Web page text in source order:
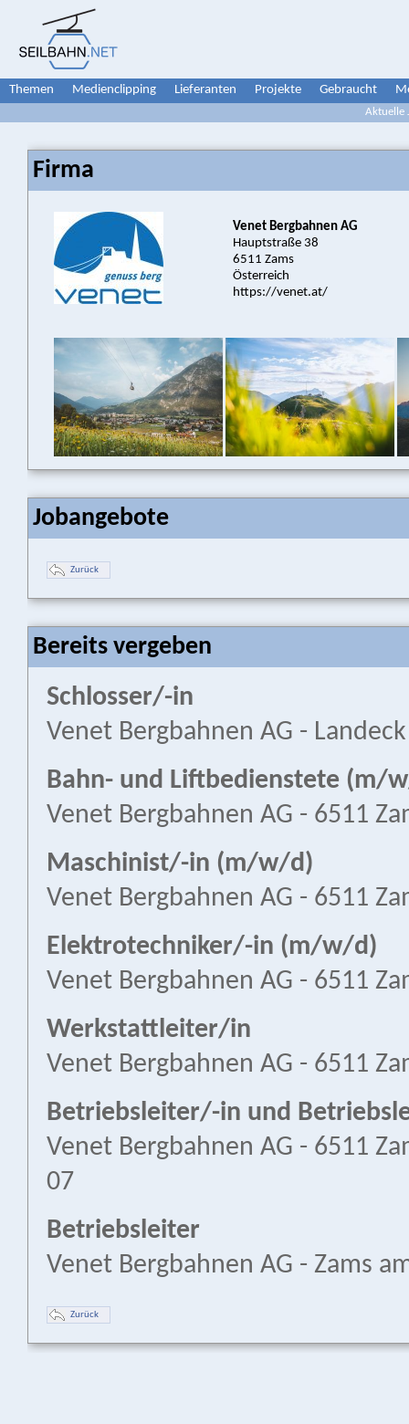
Themen Medienclipping Lieferanten Projekte Gebraucht
Aktuelle
Firma
Venet Bergbahnen AG
Hauptstraße 38
6511 Zams
Österreich
https://venet.at/
Jobangebote
Zurück
Bereits vergeben
Schlosser/-in
Venet Bergbahnen AG -
Bahn- und Liftbedienstete (m/
Venet Bergbahnen AG - 6511
Maschinist/-in (m/w/d)
Venet Bergbahnen AG - 6511
Elektrotechniker/-in (m/w/d)
Venet Bergbahnen AG - 6511
Werkstattleiter/in
Venet Bergbahnen AG - 6511
Betriebsleiter/-in und
Venet Bergbahnen AG - 6511
07
Betriebsleiter
Venet Bergbahnen AG - Zams
Zurück